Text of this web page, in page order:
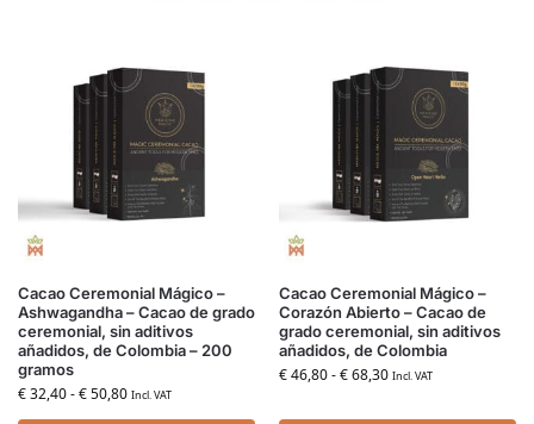
Cacao Ceremonial Mágico –
Ashwagandha – Cacao de grado
ceremonial, sin aditivos
añadidos, de Colombia – 200
gramos
€32,40-€50,80 Incl. VAT
Cacao Ceremonial Mágico –
Corazón Abierto – Cacao de
grado ceremonial, sin aditivos
añadidos, de Colombia
€46,80-€68,30 Incl. VAT